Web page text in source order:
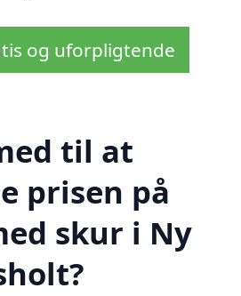
og uforpligtende
til at
prisen på
skur i Ny